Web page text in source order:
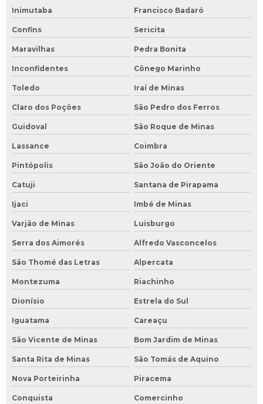
Inimutaba Francisco Badaró
Confins Sericita
Maravilhas Pedra Bonita
Inconfidentes Cônego Marinho
Toledo Iraí de Minas
Claro dos Poções São Pedro dos Ferros
Guidoval São Roque de Minas
Lassance Coimbra
Pintópolis São João do Oriente
Catuji Santana de Pirapama
Ijaci Imbé de Minas
Varjão de Minas Luisburgo
Serra dos Aimorés Alfredo Vasconcelos
São Thomé das Letras Alpercata
Montezuma Riachinho
Dionísio Estrela do Sul
Iguatama Careaçu
São Vicente de Minas Bom Jardim de Minas
Santa Rita de Minas São Tomás de Aquino
Nova Porteirinha Piracema
Conquista Comercinho